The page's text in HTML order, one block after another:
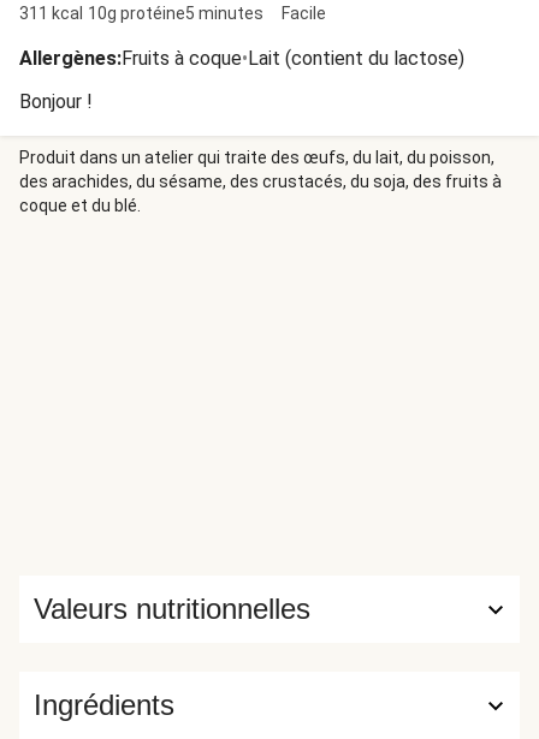
311 kcal 10g protéine5 minutes
Facile
Allergènes:Fruits à coque•Lait (contient du lactose)
Bonjour !
Produit dans un atelier qui traite des œufs, du lait, du poisson,
des arachides, du sésame, des crustacés, du soja, des fruits à
coque et du blé.
Ingrédients
Valeurs nutritionnelles